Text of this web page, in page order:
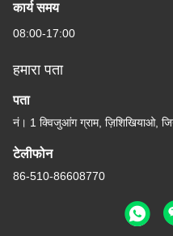
कार्य समय
08:00-17:00
हमारा पता
पता
नं। 1 क्विजुआंग ग्राम, ज़िशिखियाओ,
टेलीफोन
86-510-86608770